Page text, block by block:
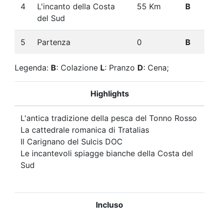
4
L'incanto della Costa
del Sud
55 Km B
5 Partenza 0 B
Legenda: B: Colazione L: Pranzo D: Cena;
Highlights
L'antica tradizione della pesca del Tonno Rosso
La cattedrale romanica di Tratalias
Il Carignano del Sulcis DOC
Le incantevoli spiagge bianche della Costa del
Sud
Incluso